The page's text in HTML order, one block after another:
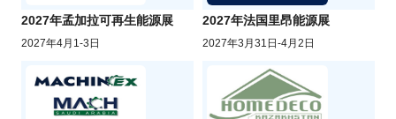
2027年孟加拉可再生能源展
2027年4月1-3日
2027年法国里昂能源展
2027年3月31日-4月2日